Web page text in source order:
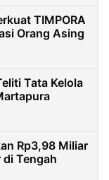
TIMPORA
Orang Asing
Tata Kelola
Rp3,98 Miliar
Tengah